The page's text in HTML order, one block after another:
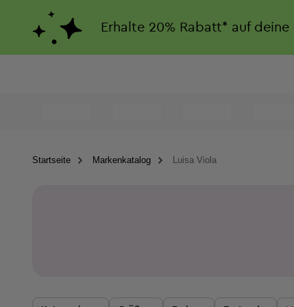
Erhalte 20% Rabatt* auf deine
Startseite Markenkatalog Luisa Viola